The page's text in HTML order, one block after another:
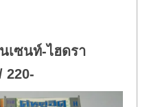
เซนท์-ไฮดรา
220-